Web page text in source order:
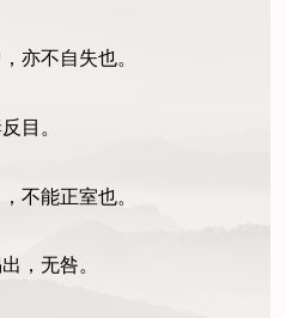
亦不自失也。
目。
不能正室也。
，无咎。